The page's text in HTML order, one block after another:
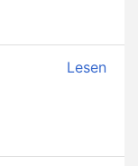
Lesen